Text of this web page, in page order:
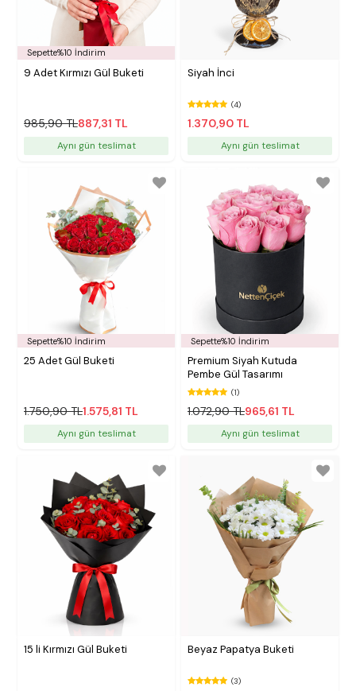
Sepette%10 İndirim
9 Adet Kırmızı Gül Buketi
985,90 TL887,31 TL
Aynı gün teslimat
Siyah İnci
(4)
1.370,90 TL
Aynı gün teslimat
Sepette%10 İndirim
25 Adet Gül Buketi
1.750,90 TL1.575,81 TL
Aynı gün teslimat
Sepette%10 İndirim
Premium Siyah Kutuda
Pembe Gül Tasarımı
(1)
1.072,90 TL965,61 TL
Aynı gün teslimat
15 li Kırmızı Gül Buketi Beyaz Papatya Buketi
(3)